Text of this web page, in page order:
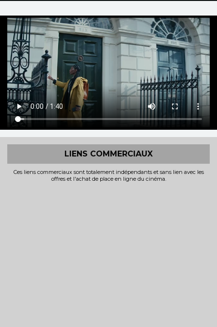
LIENS COMMERCIAUX
Ces liens commerciaux sont totalement indépendants et sans lien avec les
offres et l'achat de place en ligne du cinéma.